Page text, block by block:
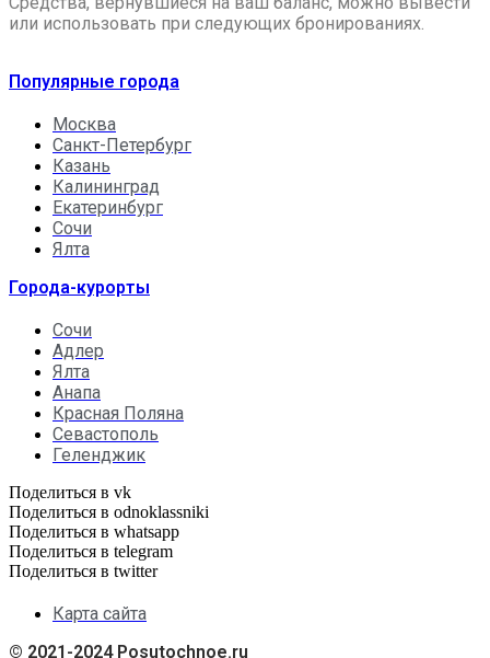
или использовать при следующих бронированиях.
Популярные города
Москва
Санкт-Петербург
Казань
Калининград
Екатеринбург
Сочи
Ялта
Города-курорты
Сочи
Адлер
Ялта
Анапа
Красная Поляна
Севастополь
Геленджик
Поделиться в vk
Поделиться в odnoklassniki
Поделиться в whatsapp
Поделиться в telegram
Поделиться в twitter
Карта сайта
© 2021-2024 Posutochnoe.ru